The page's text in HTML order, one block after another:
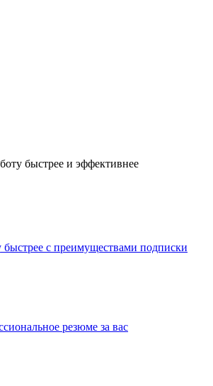
быстрее и эффективнее
быстрее с преимуществами подписки
резюме за вас